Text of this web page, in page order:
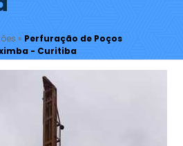
» Perfuração de Poços
- Curitiba